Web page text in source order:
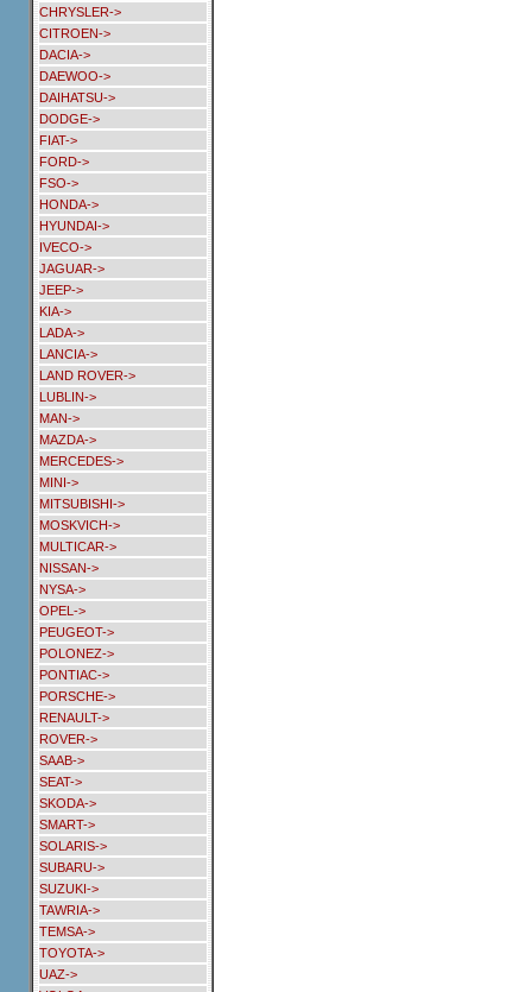
CHRYSLER->
CITROEN->
DACIA->
DAEWOO->
DAIHATSU->
DODGE->
FIAT->
FORD->
FSO->
HONDA->
HYUNDAI->
IVECO->
JAGUAR->
JEEP->
KIA->
LADA->
LANCIA->
LAND ROVER->
LUBLIN->
MAN->
MAZDA->
MERCEDES->
MINI->
MITSUBISHI->
MOSKVICH->
MULTICAR->
NISSAN->
NYSA->
OPEL->
PEUGEOT->
POLONEZ->
PONTIAC->
PORSCHE->
RENAULT->
ROVER->
SAAB->
SEAT->
SKODA->
SMART->
SOLARIS->
SUBARU->
SUZUKI->
TAWRIA->
TEMSA->
TOYOTA->
UAZ->